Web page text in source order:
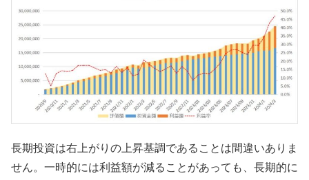
長期投資は右上がりの上昇基調であることは間違いありま
せん。一時的には利益額が減ることがあっても、長期的に